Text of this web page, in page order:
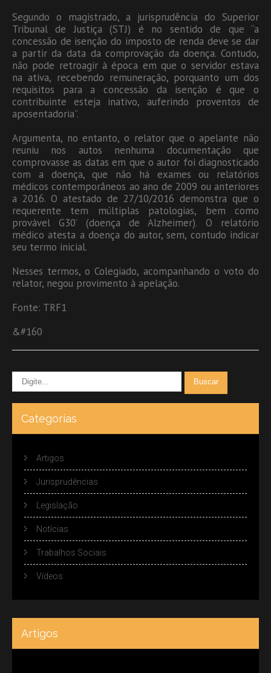
Segundo o magistrado, a jurisprudência do Superior
Tribunal de Justiça (STJ) é no sentido de que “a
concessão de isenção do imposto de renda deve se dar
a partir da data da comprovação da doença. Contudo,
não pode retroagir à época em que o servidor estava
na ativa, recebendo remuneração, porquanto um dos
requisitos para a concessão da isenção é que o
contribuinte esteja inativo, auferindo proventos de
aposentadoria”.
Argumenta, no entanto, o relator que o apelante não
reuniu nos autos nenhuma documentação que
comprovasse as datas em que o autor foi diagnosticado
com a doença, que não há exames ou relatórios
médicos contemporâneos ao ano de 2009 ou anteriores
a 2016. O atestado de 27/10/2016 demonstra que o
requerente tem múltiplas patologias, bem como
provável G30’ (doença de Alzheimer). O relatório
médico atesta a doença do autor, sem, contudo indicar
seu termo inicial.
Nesses termos, o Colegiado, acompanhando o voto do
relator, negou provimento à apelação.
Fonte: TRF1
&#160
Categorias
Artigos
Jurisprudências
Legislação
Notícias
Trabalhos Sociais
Vídeos
Artigos